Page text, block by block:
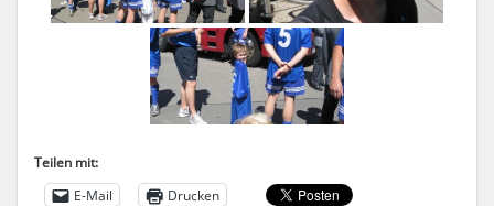
Teilen mit:
E-Mail
Drucken